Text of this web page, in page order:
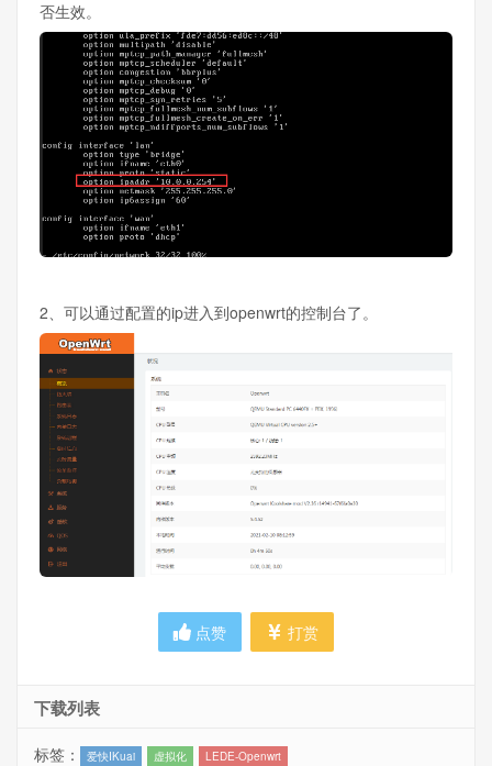
否生效。
2、可以通过配置的ip进入到openwrt的控制台了。
点赞 打赏
下载列表
标签： 爱快IKuai 虚拟化 LEDE-Openwrt